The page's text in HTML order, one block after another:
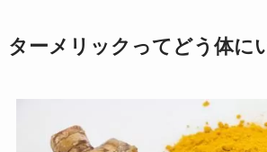
ターメリックってどう体に